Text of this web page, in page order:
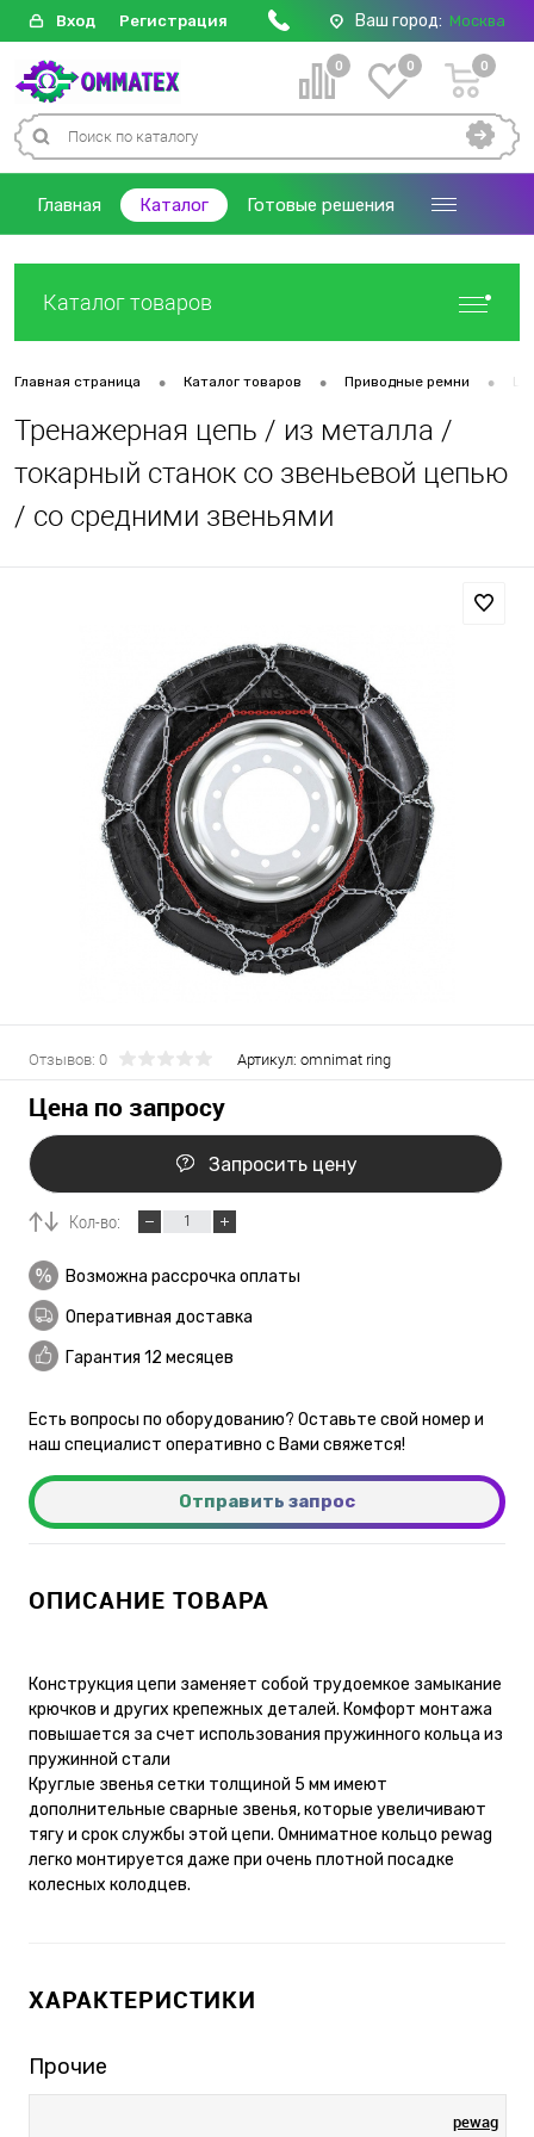
Вход Регистрация Ваш город: Москва
0 0 0
Главная Каталог Готовые решения
Каталог товаров
Главная страница • Каталог товаров • Приводные ремни •
Тренажерная цепь / из металла /
токарный станок со звеньевой цепью
/ со средними звеньями
Отзывов: 0 Артикул: omnimat ring
Цена по запросу
Запросить цену
Кол-во:
Возможна рассрочка оплаты
Оперативная доставка
Гарантия 12 месяцев
Есть вопросы по оборудованию? Оставьте свой номер и
наш специалист оперативно с Вами свяжется!
Отправить запрос
ОПИСАНИЕ ТОВАРА
Конструкция цепи заменяет собой трудоемкое замыкание
крючков и других крепежных деталей. Комфорт монтажа
повышается за счет использования пружинного кольца из
пружинной стали
Круглые звенья сетки толщиной 5 мм имеют
дополнительные сварные звенья, которые увеличивают
тягу и срок службы этой цепи. Омниматное кольцо pewag
легко монтируется даже при очень плотной посадке
колесных колодцев.
ХАРАКТЕРИСТИКИ
Прочие
pewag